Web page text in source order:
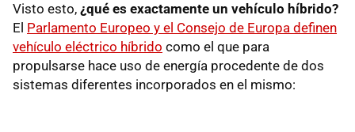
Visto esto, ¿qué es exactamente un vehículo híbrido?
El Parlamento Europeo y el Consejo de Europa definen
vehículo eléctrico híbrido como el que para
propulsarse hace uso de energía procedente de dos
sistemas diferentes incorporados en el mismo: